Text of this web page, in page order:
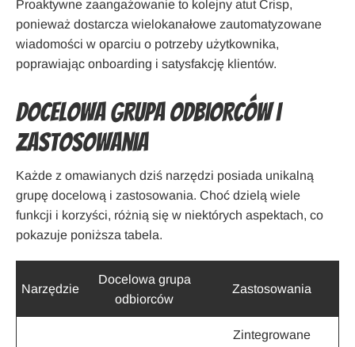
Proaktywne zaangażowanie to kolejny atut Crisp,
ponieważ dostarcza wielokanałowe zautomatyzowane
wiadomości w oparciu o potrzeby użytkownika,
poprawiając onboarding i satysfakcję klientów.
Docelowa grupa odbiorców i
zastosowania
Każde z omawianych dziś narzędzi posiada unikalną
grupę docelową i zastosowania. Choć dzielą wiele
funkcji i korzyści, różnią się w niektórych aspektach, co
pokazuje poniższa tabela.
Narzędzie
Docelowa grupa
odbiorców
Zastosowania
Zintegrowane